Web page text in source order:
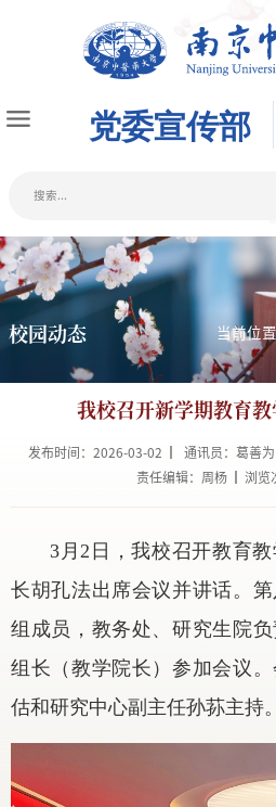
当前位
校园动态
我校召开新学期教育
发布时间：2026-03-02
通讯员：葛善
责任编辑：周杨
浏览
3月2日，我校召开教育
长胡孔法出席会议并讲话。
组成员，教务处、研究生院
组长（教学院长）参加会议
估和研究中心副主任孙荪主持。